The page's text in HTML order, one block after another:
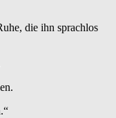
die ihn sprachlos